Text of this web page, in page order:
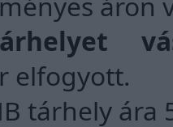
elfogyott.
tárhely